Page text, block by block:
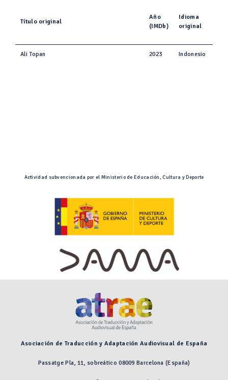
Título original
Año
(IMDb)
Idioma
original
Ali Topan 2023 Indonesio
Actividad subvencionada por el Ministerio de Educación, Cultura y Deporte
Asociación de Traducción y Adaptación Audiovisual de España
Passatge Pla, 11, sobreático 08009 Barcelona (España)